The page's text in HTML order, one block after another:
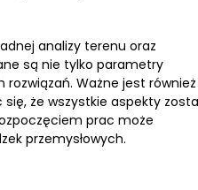
analizy terenu oraz
są nie tylko parametry
Ważne jest również
że wszystkie aspekty
prac może
przemysłowych.